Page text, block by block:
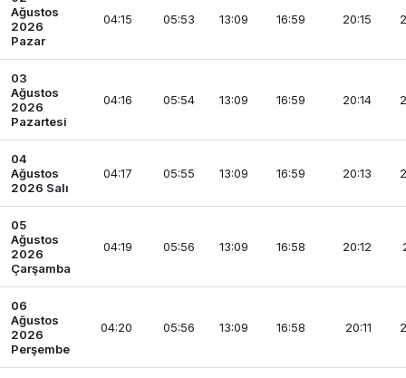
Ağustos
2026
Pazar
04:15 05:53 13:09 16:59 20:15
03
Ağustos
2026
Pazartesi
04:16 05:54 13:09 16:59 20:14
04
Ağustos
2026 Salı
04:17 05:55 13:09 16:59 20:13
05
Ağustos
2026
Çarşamba
04:19 05:56 13:09 16:58 20:12
06
Ağustos
2026
Perşembe
04:20 05:56 13:09 16:58 20:11